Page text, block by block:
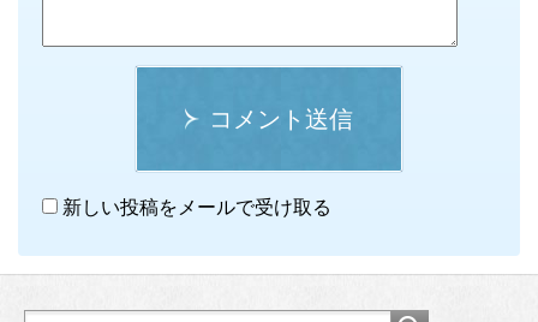
コメント送信
新しい投稿をメールで受け取る